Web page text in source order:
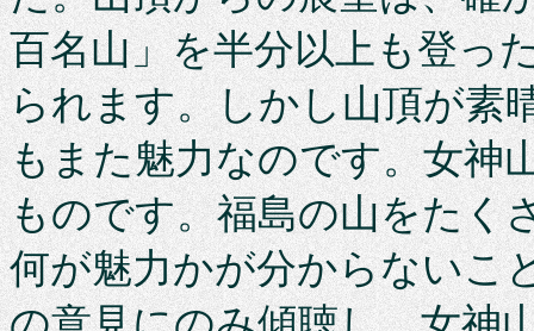
百名山」を半分以上も登っ
られます。しかし山頂が素
もまた魅力なのです。女神
ものです。福島の山をたく
何が魅力かが分からないこ